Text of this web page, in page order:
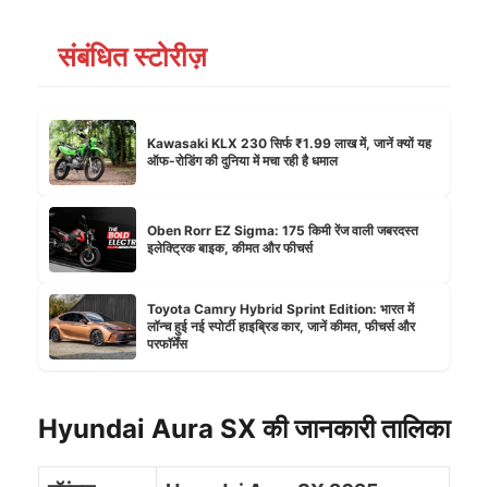
संबंधित स्टोरीज़
Kawasaki KLX 230 सिर्फ ₹1.99 लाख में, जानें क्यों यह
ऑफ-रोडिंग की दुनिया में मचा रही है धमाल
Oben Rorr EZ Sigma: 175 किमी रेंज वाली जबरदस्त
इलेक्ट्रिक बाइक, कीमत और फीचर्स
Toyota Camry Hybrid Sprint Edition: भारत में
लॉन्च हुई नई स्पोर्टी हाइब्रिड कार, जानें कीमत, फीचर्स और
परफॉर्मेंस
Hyundai Aura SX की जानकारी तालिका